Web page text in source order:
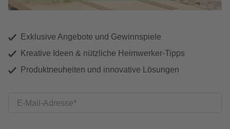
Exklusive Angebote und Gewinnspiele
Kreative Ideen & nützliche Heimwerker-Tipps
Produktneuheiten und innovative Lösungen
E-Mail-Adresse